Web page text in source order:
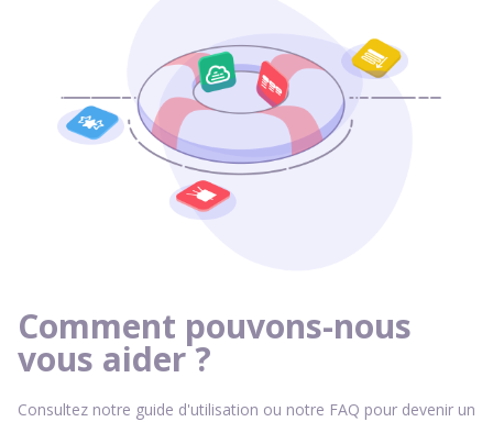
Comment pouvons-nous
vous aider ?
Consultez notre guide d'utilisation ou notre FAQ pour devenir un